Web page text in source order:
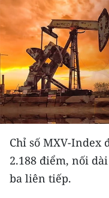
THẾ GIỚI
THỂ THAO
GIÁO DỤC
Y TẾ
MÔI TRƯỜNG
BẠN ĐỌC
Chỉ số MXV-Index
2.188 điểm, nối
ba liên tiếp.